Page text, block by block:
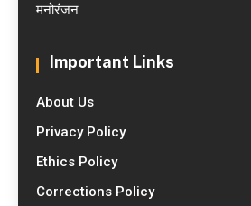
मनोरंजन
Important Links
About Us
Privacy Policy
Ethics Policy
Corrections Policy